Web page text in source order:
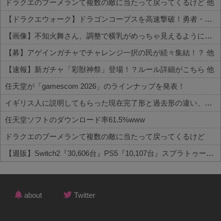
ドラクエのブーメランて複数の敵に当たって戻ってくるけど 他
【ドラクエウォーク】ドラゴンコープスを高速撃破！勇者・クロノス・月輪など攻略編成まとめ 他
【画像】不知火舞さん、調整で横乳がめっちゃ見えるようになるｗｗｗｗｗｗ 他
【募】アゲインガチャでチャレンジ一択の民が続々集結！？ 他
【速報】新ガチャ「彩獣神祭」登場！？ルール詳細がこちら 他
任天堂が「gamescom 2026」のラインナップを発表！
イギリス人に説明してもらった現在完了形と過去形の違い、過去一で分かりやすいｗｗｗｗｗｗ
任天堂ソフトのダウンロード率61.5%www
ドラクエのブーメランて複数の敵に当たって戻ってくるけど
【週販】Switch2『30,606台』PS5『10,107台』スプラトゥーン レイダース「73,542本」
Powered by livedoor 相互RSS
about Twitter